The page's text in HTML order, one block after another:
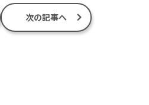
次の記事へ